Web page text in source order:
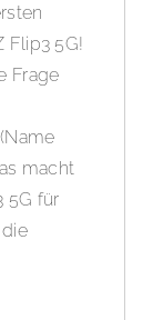
Flip3 5G!
Frage
(Name
macht
5G für